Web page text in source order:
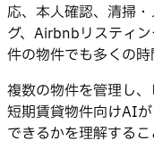
応、本人確認、清掃
グ、Airbnbリスティ
件の物件でも多くの時
複数の物件を管理し、
短期賃貸物件向けAI
できるかを理解するこ